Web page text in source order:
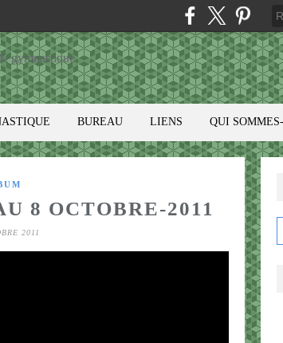
BUREAU LIENS QUI
8 OCTOBRE-2011
2011